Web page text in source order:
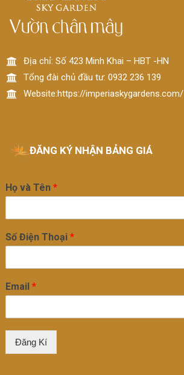
Địa chỉ: Số 423 Minh Khai – HBT -HN
Tổng đài chủ đầu tư: 0932 236 139
Website:https://imperiaskygardens.com/
ĐĂNG KÝ NHẬN BẢNG GIÁ
Họ và Tên *
Số Điện Thoại *
Email *
Đăng Kí